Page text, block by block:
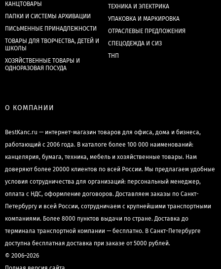
КАНЦТОВАРЫ
ПАПКИ И СИСТЕМЫ АРХИВАЦИИ
ПИСЬМЕННЫЕ ПРИНАДЛЕЖНОСТИ
ТОВАРЫ ДЛЯ ТВОРЧЕСТВА, ДЕТЕЙ И
ШКОЛЫ
ХОЗЯЙСТВЕННЫЕ ТОВАРЫ И
ОДНОРАЗОВАЯ ПОСУДА
ТЕХНИКА И ЭЛЕКТРИКА
УПАКОВКА И МАРКИРОВКА
ОТРАСЛЕВЫЕ ПРЕДЛОЖЕНИЯ
СПЕЦОДЕЖДА И СИЗ
ТНП
О КОМПАНИИ
BestKanc.ru — интернет-магазин товаров для офиса, дома и бизнеса,
работающий с 2006 года. В каталоге более 100 000 наименований:
канцелярия, бумага, техника, мебель и хозяйственные товары. Нам
доверяют более 20000 клиентов по всей России. Мы предлагаем удобные
условия сотрудничества для организаций: персональный менеджер,
оплата с НДС, оформление договоров. Доставляем заказы по Санкт-
Петербургу и всей России, сотрудничаем с крупнейшими транспортными
компаниями. Более 8000 пунктов выдачи по стране. Доставка до
терминала транспортной компании — бесплатно. В Санкт-Петербурге
доступна бесплатная доставка при заказе от 5000 рублей.
© 2006–2026